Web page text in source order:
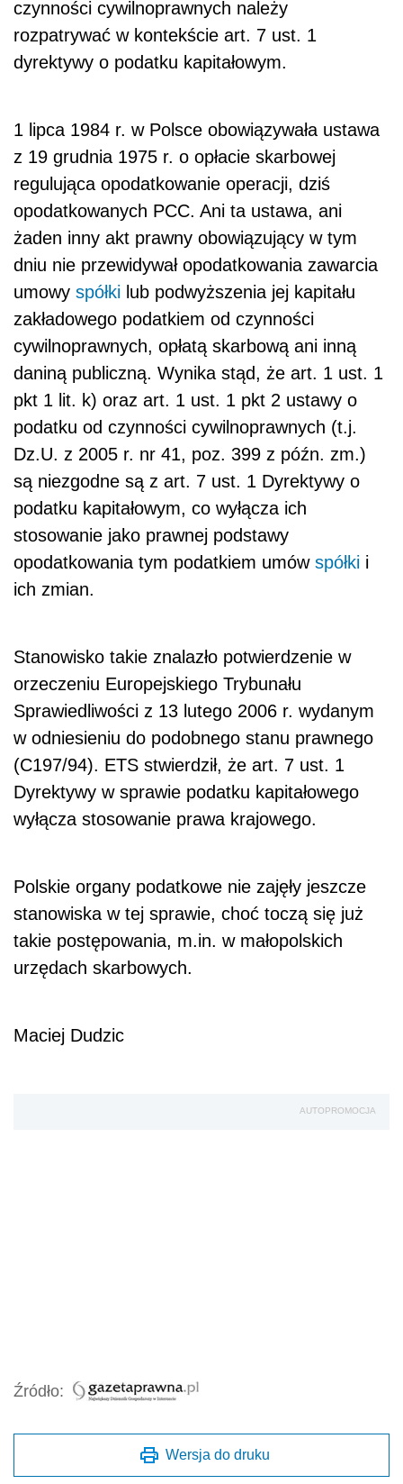
czynności cywilnoprawnych należy
rozpatrywać w kontekście art. 7 ust. 1
dyrektywy o podatku kapitałowym.
1 lipca 1984 r. w Polsce obowiązywała ustawa
z 19 grudnia 1975 r. o opłacie skarbowej
regulująca opodatkowanie operacji, dziś
opodatkowanych PCC. Ani ta ustawa, ani
żaden inny akt prawny obowiązujący w tym
dniu nie przewidywał opodatkowania zawarcia
umowy spółki lub podwyższenia jej kapitału
zakładowego podatkiem od czynności
cywilnoprawnych, opłatą skarbową ani inną
daniną publiczną. Wynika stąd, że art. 1 ust. 1
pkt 1 lit. k) oraz art. 1 ust. 1 pkt 2 ustawy o
podatku od czynności cywilnoprawnych (t.j.
Dz.U. z 2005 r. nr 41, poz. 399 z późn. zm.)
są niezgodne są z art. 7 ust. 1 Dyrektywy o
podatku kapitałowym, co wyłącza ich
stosowanie jako prawnej podstawy
opodatkowania tym podatkiem umów spółki i
ich zmian.
Stanowisko takie znalazło potwierdzenie w
orzeczeniu Europejskiego Trybunału
Sprawiedliwości z 13 lutego 2006 r. wydanym
w odniesieniu do podobnego stanu prawnego
(C197/94). ETS stwierdził, że art. 7 ust. 1
Dyrektywy w sprawie podatku kapitałowego
wyłącza stosowanie prawa krajowego.
Polskie organy podatkowe nie zajęły jeszcze
stanowiska w tej sprawie, choć toczą się już
takie postępowania, m.in. w małopolskich
urzędach skarbowych.
Maciej Dudzic
AUTOPROMOCJA
Źródło:
Wersja do druku